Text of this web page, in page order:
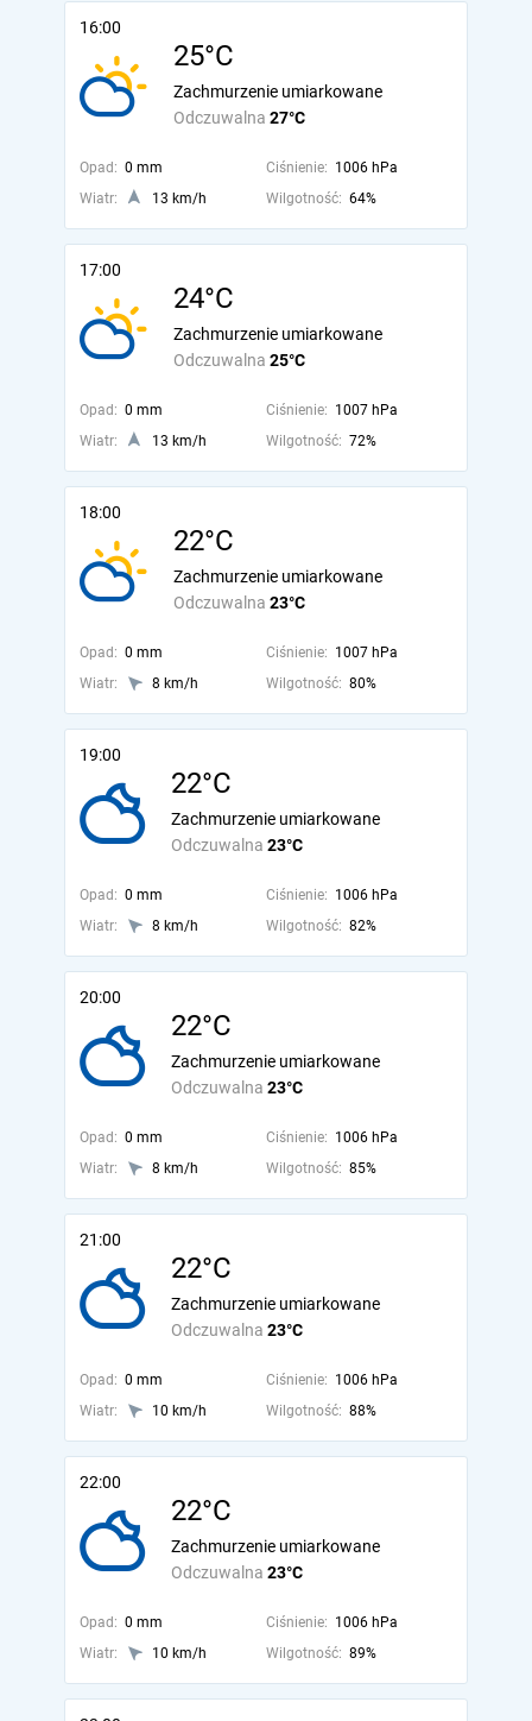
16:00
25°C
Odczuwalna 27°C
Zachmurzenie umiarkowane
Opad: 0 mm Ciśnienie: 1006 hPa
Wiatr:
13 km/h Wilgotność: 64%
17:00
24°C
Odczuwalna 25°C
Zachmurzenie umiarkowane
Opad: 0 mm Ciśnienie: 1007 hPa
Wiatr:
13 km/h Wilgotność: 72%
18:00
22°C
Odczuwalna 23°C
Zachmurzenie umiarkowane
Opad: 0 mm Ciśnienie: 1007 hPa
Wiatr:
8 km/h Wilgotność: 80%
19:00
22°C
Odczuwalna 23°C
Zachmurzenie umiarkowane
Opad: 0 mm Ciśnienie: 1006 hPa
Wiatr:
8 km/h Wilgotność: 82%
20:00
22°C
Odczuwalna 23°C
Zachmurzenie umiarkowane
Opad: 0 mm Ciśnienie: 1006 hPa
Wiatr:
8 km/h Wilgotność: 85%
21:00
22°C
Odczuwalna 23°C
Zachmurzenie umiarkowane
Opad: 0 mm Ciśnienie: 1006 hPa
Wiatr:
10 km/h Wilgotność: 88%
22:00
22°C
Odczuwalna 23°C
Zachmurzenie umiarkowane
Opad: 0 mm Ciśnienie: 1006 hPa
Wiatr:
10 km/h Wilgotność: 89%